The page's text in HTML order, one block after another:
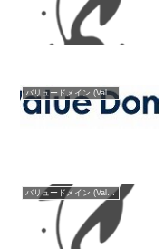
バリュードメイン (Value Domain)
バリュードメイン (Value Domain)